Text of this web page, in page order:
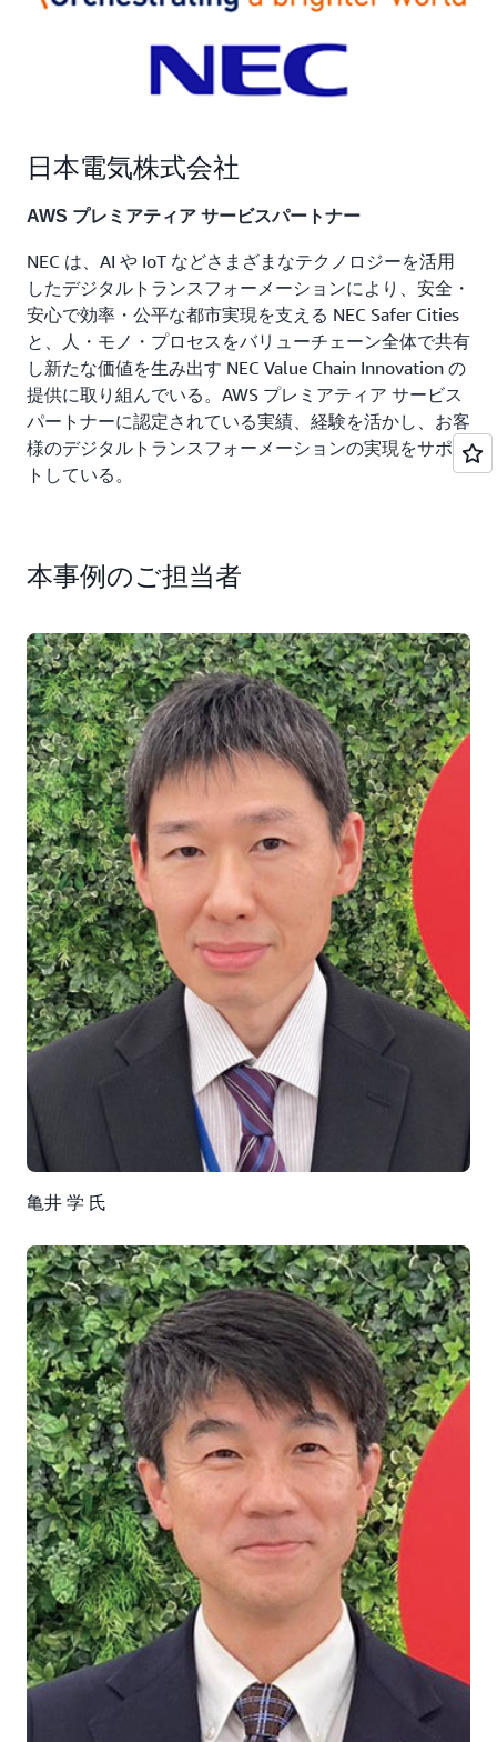
当者から勉強会を隔週で開催してもらい、協力会社とと
もに参加しています」（前川氏）
運用 / コスト負担軽減とデータレイク構築でデジタル活
用を加速へ
クラウド移行後の効果について亀井氏は、機器の調達や
運用・監視の負担軽減と意識の変化を挙げます。「クラ
ウド化によって調達業務の負荷は最小限になり、
Amazon CloudWatchによって自分たちでリソース監視
ができるようになりました。外注先に運用状況を後追い
で知らせてもらう形から、メトリクスやダッシュボード
を使って見たいときに CPU の稼働率などを見られるよ
うになりました。システム処理を自分たちのものとして
理解し、この先の運用や予測を行うという意識改革につ
名称で保守運用を主に行っていましたが、これからはデ
ジタル化戦略のためのシステムを企画・構築をするとい
AWS の導入によって物理ハードウェアの調達や運用な
どの附帯業務が軽減され、まさに企画業務に集中できる
ようになっています。前川氏も、数年ごとの基幹システ
ム更改に費やしてきた労力を軽減できることを歓迎して
います。「すべてのシステムのクラウド移行はまだ終わ
っていませんが、数年ごとのシステム更改の費用が発生
しなくなれば、他のシステムへの投資が可能です。これ
までトータルな投資対効果の面で採用ができなかったシ
ステムも承認を得やすくなるでしょう」
クラウド移行による基盤整備は、これまで難しかった業
務処理の改善につながっています。例えば従来は電話や
ファクス、紙の書類によって手続きしていた店頭でのリ
フォーム費用の売上計上処理を、AWS 上に展開した新
しい POS システムとリフォームシステムのデータ連携
によって、自動で計上できるようになりました。現在、
EC サイトを再構築中ですが、これも POS と連携させる
予定です。さらにコーナン商事では、AWS で構築した
データレイクを活用してデータ連携・分析を推進してい
く方針です。前川氏は、「すべての経営活動を『お客様
視点』に転換する戦略を実行しています。そのために
は、数値の分析やお客様が求めるサービスの強化が必要
す」と語ります。亀井氏も「お客様のニーズを実現する
手段として、データ基盤は強力な武器となります。これ
からも AWS のサポートを得ながら、新しい技術に挑戦
していきたいです」と語るように、コーナン商事のデー
タ活用はさらなるビジネスの進化へとつながっていきま
す。
日本電気株式会社
AWS プレミアティア サービスパートナー
NEC は、AI や IoT などさまざまなテクノロジーを活用
したデジタルトランスフォーメーションにより、安全・
安心で効率・公平な都市実現を支える NEC Safer Cities
と、人・モノ・プロセスをバリューチェーン全体で共有
し新たな価値を生み出す NEC Value Chain Innovation の
提供に取り組んでいる。AWS プレミアティア サービス
パートナーに認定されている実績、経験を活かし、お客
様のデジタルトランスフォーメーションの実現をサポー
トしている。
本事例のご担当者
亀井 学 氏